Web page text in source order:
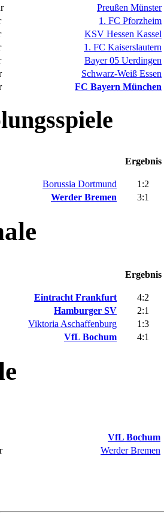
Preußen Münster
1. FC Pforzheim
KSV Hessen Kassel
1. FC Kaiserslautern
Bayer 05 Uerdingen
Schwarz-Weiß Essen
FC Bayern München
Ergebnis
Borussia Dortmund
1:2
Werder Bremen 3:1
Ergebnis
Eintracht Frankfurt
4:2
Hamburger SV
2:1
Viktoria Aschaffenburg
1:3
VfL Bochum 4:1
VfL Bochum
Werder Bremen